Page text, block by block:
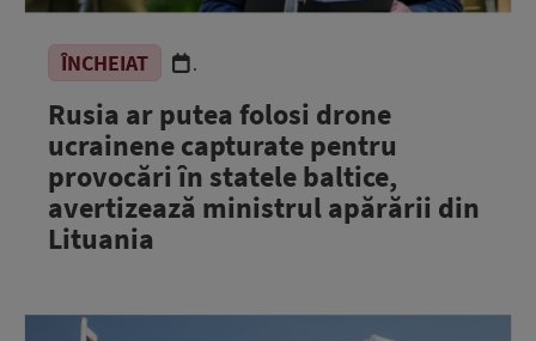
ÎNCHEIAT .
Rusia ar putea folosi drone
ucrainene capturate pentru
provocări în statele baltice,
avertizează ministrul apărării din
Lituania